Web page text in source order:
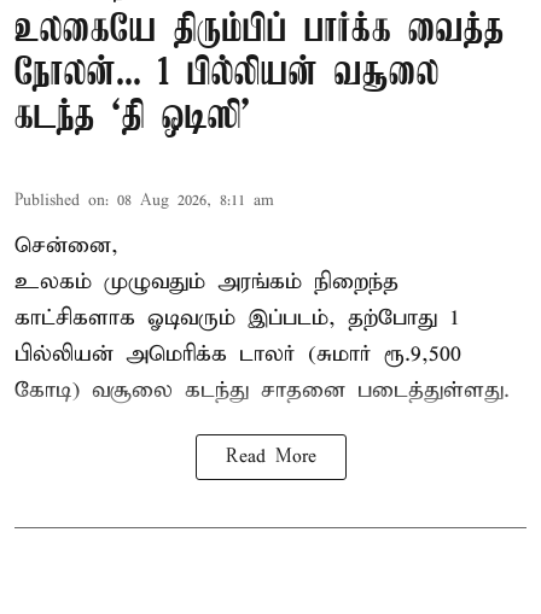
உலகையே திரும்பிப் பார்க்க வைத்த
நோலன்... 1 பில்லியன் வசூலை
கடந்த ‘தி ஒடிஸி’
Published on: 08 Aug 2026, 8:11 am
சென்னை,
உலகம் முழுவதும் அரங்கம் நிறைந்த
காட்சிகளாக ஓடிவரும் இப்படம், தற்போது 1
பில்லியன் அமெரிக்க டாலர் (சுமார் ரூ.9,500
கோடி) வசூலை கடந்து சாதனை படைத்துள்ளது.
Read More